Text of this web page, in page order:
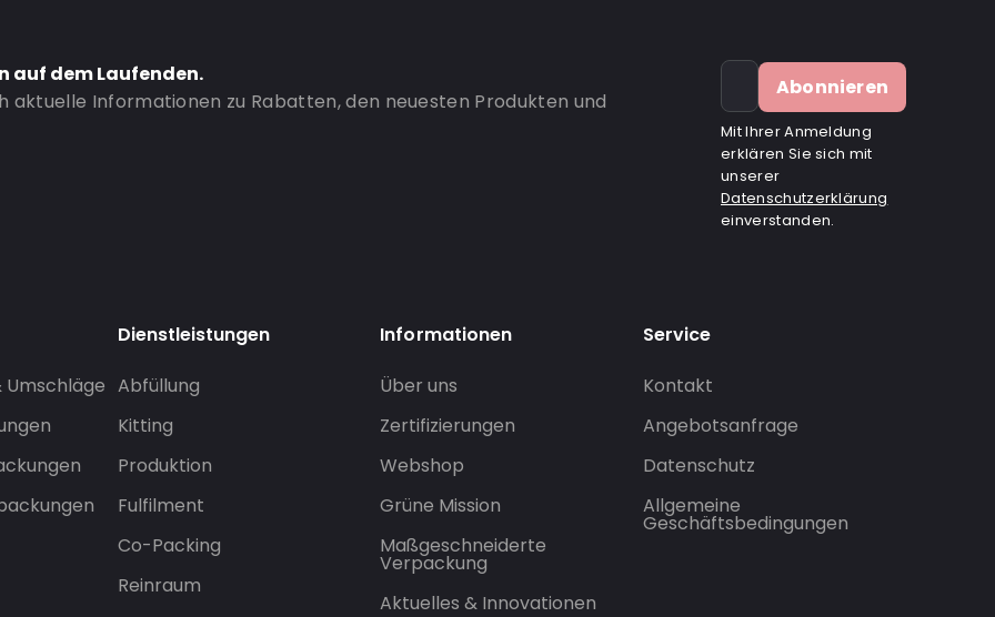
auf dem Laufenden.
aktuelle Informationen zu Rabatten, den neuesten Produkten und
Abonnieren
Mit Ihrer Anmeldung
erklären Sie sich mit
unserer
Datenschutzerklärung
einverstanden.
Dienstleistungen
Abfüllung
Kitting
Produktion
Fulfilment
Co-Packing
Reinraum
Informationen
Über uns
Zertifizierungen
Webshop
Grüne Mission
Maßgeschneiderte
Verpackung
Aktuelles & Innovationen
Service
Kontakt
Angebotsanfrage
Datenschutz
Allgemeine
Geschäftsbedingungen